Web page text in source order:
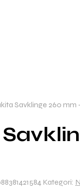
Savklinge 260 mm
Kategori: